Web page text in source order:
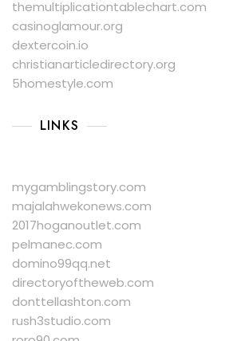
themultiplicationtablechart.com
casinoglamour.org
dextercoin.io
christianarticledirectory.org
5homestyle.com
LINKS
mygamblingstory.com
majalahwekonews.com
2017hoganoutlet.com
pelmanec.com
domino99qq.net
directoryoftheweb.com
donttellashton.com
rush3studio.com